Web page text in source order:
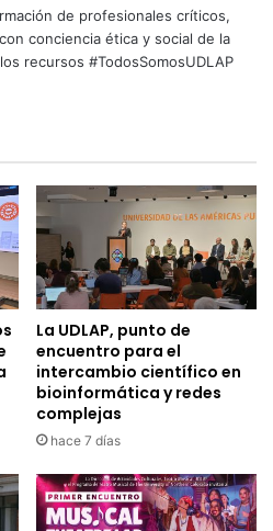
de profesionales críticos,
conciencia ética y social de la
recursos #TodosSomosUDLAP
La UDLAP, punto de
encuentro para el
intercambio científico en
bioinformática y redes
complejas
hace 7 días